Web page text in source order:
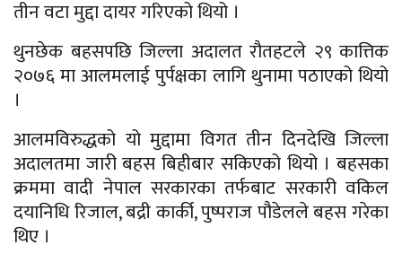
तीन वटा मुद्दा दायर गरिएको थियो ।
थुनछेक बहसपछि जिल्ला अदालत रौतहटले २९ कात्तिक
२०७६ मा आलमलाई पुर्पक्षका लागि थुनामा पठाएको थियो
।
आलमविरुद्धको यो मुद्दामा विगत तीन दिनदेखि जिल्ला
अदालतमा जारी बहस बिहीबार सकिएको थियो । बहसका
क्रममा वादी नेपाल सरकारका तर्फबाट सरकारी वकिल
दयानिधि रिजाल, बद्री कार्की, पुष्पराज पौडेलले बहस गरेका
थिए ।